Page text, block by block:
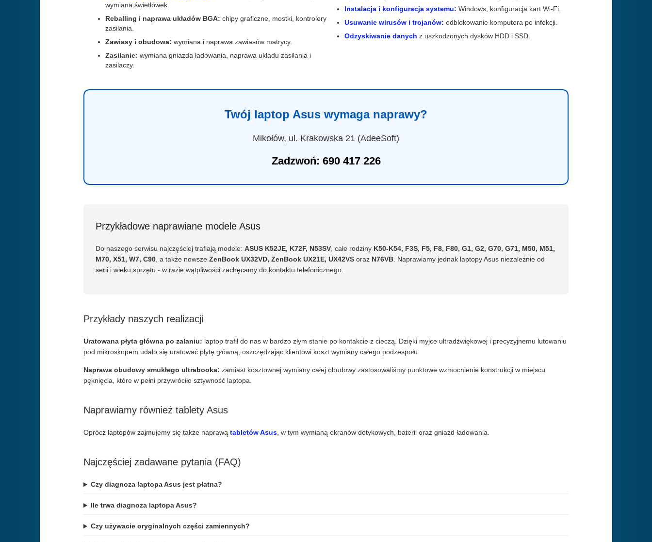
wymiana świetlówek.
Reballing i naprawa układów BGA: chipy graficzne, mostki, kontrolery
zasilania.
Zawiasy i obudowa: wymiana i naprawa zawiasów matrycy.
Zasilanie: wymiana gniazda ładowania, naprawa układu zasilania i
zasilaczy.
Instalacja i konfiguracja systemu: Windows, konfiguracja kart Wi-Fi.
Usuwanie wirusów i trojanów: odblokowanie komputera po infekcji.
Odzyskiwanie danych z uszkodzonych dysków HDD i SSD.
Twój laptop Asus wymaga naprawy?
Mikołów, ul. Krakowska 21 (AdeeSoft)
Zadzwoń: 690 417 226
Przykładowe naprawiane modele Asus
Do naszego serwisu najczęściej trafiają modele: ASUS K52JE, K72F, N53SV, całe rodziny K50-K54, F3S, F5, F8, F80, G1, G2, G70, G71, M50, M51,
M70, X51, W7, C90, a także nowsze ZenBook UX32VD, ZenBook UX21E, UX42VS oraz N76VB. Naprawiamy jednak laptopy Asus niezależnie od
serii i wieku sprzętu - w razie wątpliwości zachęcamy do kontaktu telefonicznego.
Przykłady naszych realizacji
Uratowana płyta główna po zalaniu: laptop trafił do nas w bardzo złym stanie po kontakcie z cieczą. Dzięki myjce ultradźwiękowej i precyzyjnemu lutowaniu
pod mikroskopem udało się uratować płytę główną, oszczędzając klientowi koszt wymiany całego podzespołu.
Naprawa obudowy smukłego ultrabooka: zamiast kosztownej wymiany całej obudowy zastosowaliśmy punktowe wzmocnienie konstrukcji w miejscu
pęknięcia, które w pełni przywróciło sztywność laptopa.
Naprawiamy również tablety Asus
Oprócz laptopów zajmujemy się także naprawą tabletów Asus, w tym wymianą ekranów dotykowych, baterii oraz gniazd ładowania.
Najczęściej zadawane pytania (FAQ)
Czy diagnoza laptopa Asus jest płatna?
Ile trwa diagnoza laptopa Asus?
Czy używacie oryginalnych części zamiennych?